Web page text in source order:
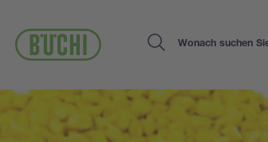
Inhalt
Search